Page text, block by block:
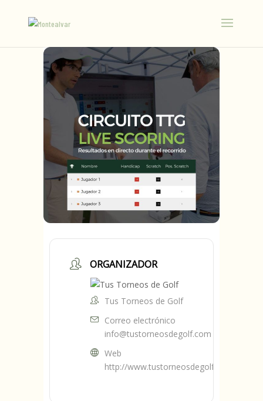
ORGANIZADOR
Tus Torneos de Golf
Correo electrónico
info@tustorneosdegolf.com
Web
http://www.tustorneosdegolf.com